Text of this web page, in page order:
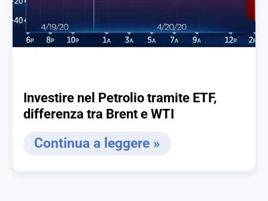
Investire nel Petrolio tramite ETF,
differenza tra Brent e WTI
Continua a leggere »